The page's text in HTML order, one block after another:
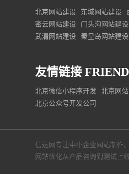
北京网站建设 东城网站建设
密云网站建设
门头沟网站建设
武清网站建设
秦皇岛网站建设
友情链接
北京微信小程序开发 北京网
北京公众号开发公司
信达网专注中小企业网站制作、
网站优化从产品咨询到测试上